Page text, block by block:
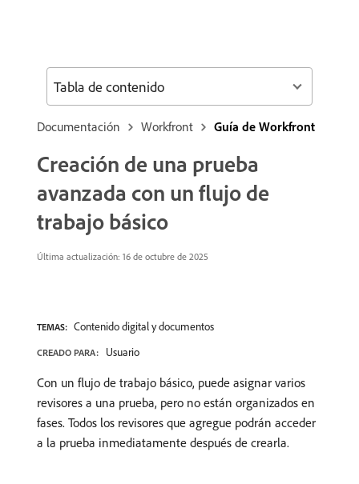
Documentación Workfront Guía de Workfront
Creación de una prueba
avanzada con un flujo de
trabajo básico
Última actualización: 16 de octubre de 2025
TEMAS: Contenido digital y documentos
CREADO PARA: Usuario
Con un flujo de trabajo básico, puede asignar varios
revisores a una prueba, pero no están organizados en
fases. Todos los revisores que agregue podrán acceder
a la prueba inmediatamente después de crearla.
Tabla de contenido